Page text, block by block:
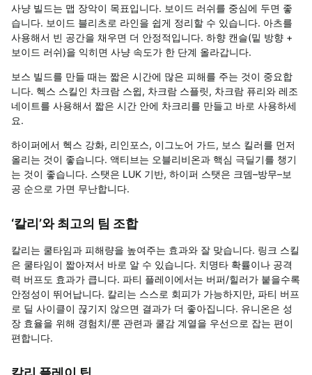
사냥 빌드는 맵 장악이 목표입니다. 보이드 러쉬를 중심에 두면 좋
습니다. 보이드 블리츠로 라인을 쉽게 정리할 수 있습니다. 아츠를
사용해서 빈 공간을 채우면 더 안정적입니다. 하향 캔슬(밑 방향+
보이드 러쉬)을 익히면 사냥 속도가 한 단계 올라갑니다.
보스 빌드를 만들 때는 짧은 시간에 많은 피해를 주는 것이 중요합
니다. 헥스 스킬인 차크람 스윕, 차크람 스플릿, 차크람 퓨리와 레조
네이트를 사용해서 짧은 시간 안에 차크리를 만들고 바로 사용하세
요.
하이퍼에서 헥스 강화, 리인포스, 이그노어 가드, 보스 킬러를 먼저
올리는 것이 좋습니다. 액티브는 오블리비온과 핵심 극딜기를 챙기
는 것이 좋습니다. 스탯은 LUK 기반, 하이퍼 스탯은 크뎀–방무–보
공 순으로 가면 무난합니다.
‘칼리 ’와 최고의 팀 조합
칼리는 쿨타임과 피해량을 높여주는 효과와 잘 맞습니다. 링크 스킬
은 쿨타임이 짧아져서 바로 알 수 있습니다. 치명타 확률이나 공격
력 버프도 효과가 큽니다. 파티 플레이에서는 버퍼/힐러가 붙을수록
안정성이 뛰어납니다. 칼리는 스스로 회피가 가능하지만, 파티 버프
로 딜 사이클이 끊기지 않으면 결과가 더 좋아집니다. 유니온은 성
장 효율을 위해 경험치/룬 관련과 쿨감 계열을 우선으로 잡는 편이
편합니다.